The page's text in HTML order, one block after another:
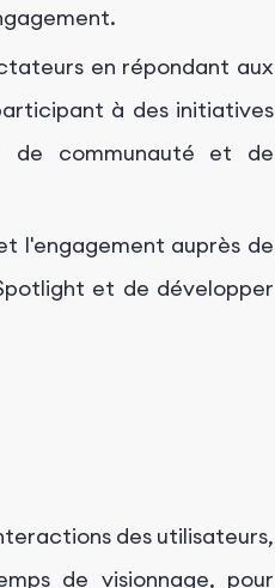
en répondant aux
à des initiatives
de communauté et de
l'engagement auprès de
et de développer
des utilisateurs,
de visionnage, pour